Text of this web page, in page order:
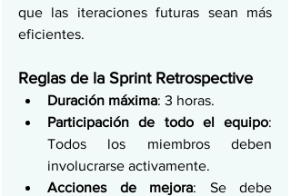
que las iteraciones futuras sean más
eficientes.
Reglas de la Sprint Retrospective
Duración máxima: 3 horas.
Participación de todo el equipo:
Todos los miembros deben
involucrarse activamente.
Acciones de mejora: Se debe